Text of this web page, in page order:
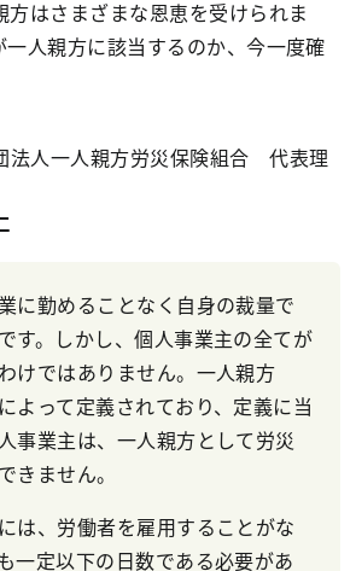
方はさまざまな恩恵を受けられま
一人親方に該当するのか、今一度確
法人一人親方労災保険組合 代表理
に勤めることなく自身の裁量で
す。しかし、個人事業主の全てが
けではありません。一人親方
よって定義されており、定義に当
事業主は、一人親方として労災
きません。
は、労働者を雇用することがな
一定以下の日数である必要があ